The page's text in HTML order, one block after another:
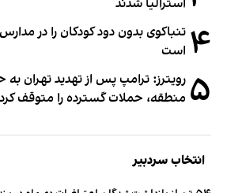
استرالیا شدند
۴ تنباکوی بدون دود کودکان را در مدارس
است
۵ رویترز: ترامپ پس از تهدید تهران
منطقه، حملات گسترده را متوقف کرد
انتخاب سردبیر